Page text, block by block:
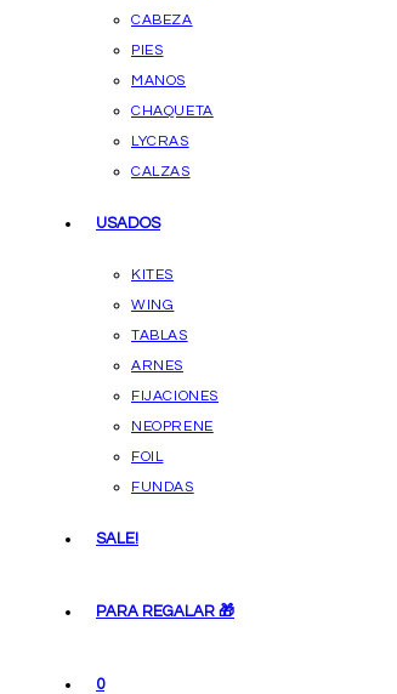
CABEZA
PIES
MANOS
CHAQUETA
LYCRAS
CALZAS
USADOS
KITES
WING
TABLAS
ARNES
FIJACIONES
NEOPRENE
FOIL
FUNDAS
SALE!
PARA REGALAR 🎁
0